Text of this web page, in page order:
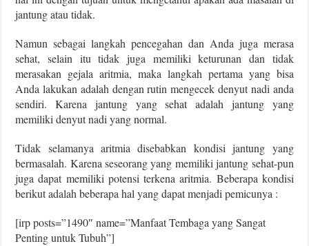
jantung atau tidak.
Namun sebagai langkah pencegahan dan Anda juga merasa
sehat, selain itu tidak juga memiliki keturunan dan tidak
merasakan gejala aritmia, maka langkah pertama yang bisa
Anda lakukan adalah dengan rutin mengecek denyut nadi anda
sendiri. Karena jantung yang sehat adalah jantung yang
memiliki denyut nadi yang normal.
Tidak selamanya aritmia disebabkan kondisi jantung yang
bermasalah. Karena seseorang yang memiliki jantung sehat-pun
juga dapat memiliki potensi terkena aritmia. Beberapa kondisi
berikut adalah beberapa hal yang dapat menjadi pemicunya :
[irp posts=”1490″ name=”Manfaat Tembaga yang Sangat
Penting untuk Tubuh”]